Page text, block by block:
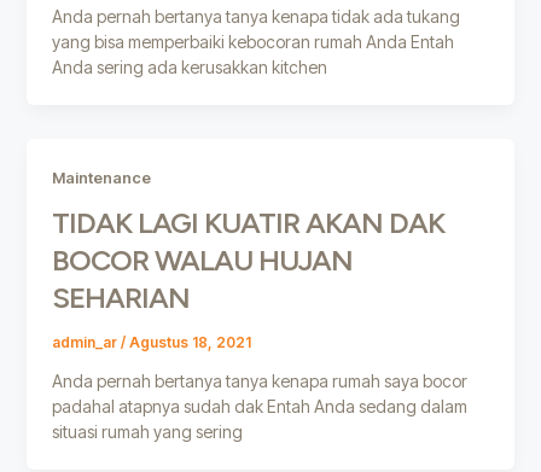
Anda pernah bertanya tanya kenapa tidak ada tukang
yang bisa memperbaiki kebocoran rumah Anda Entah
Anda sering ada kerusakkan kitchen
Maintenance
TIDAK LAGI KUATIR AKAN DAK
BOCOR WALAU HUJAN
SEHARIAN
admin_ar / Agustus 18, 2021
Anda pernah bertanya tanya kenapa rumah saya bocor
padahal atapnya sudah dak Entah Anda sedang dalam
situasi rumah yang sering